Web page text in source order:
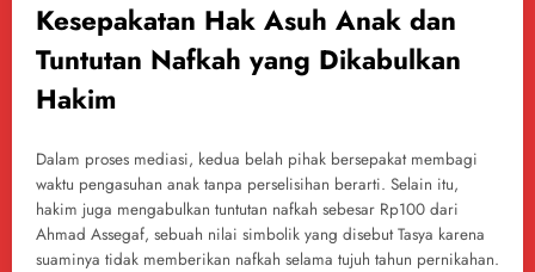
Kesepakatan Hak Asuh Anak dan
Tuntutan Nafkah yang Dikabulkan
Hakim
Dalam proses mediasi, kedua belah pihak bersepakat membagi
waktu pengasuhan anak tanpa perselisihan berarti. Selain itu,
hakim juga mengabulkan tuntutan nafkah sebesar Rp100 dari
Ahmad Assegaf, sebuah nilai simbolik yang disebut Tasya karena
suaminya tidak memberikan nafkah selama tujuh tahun pernikahan.